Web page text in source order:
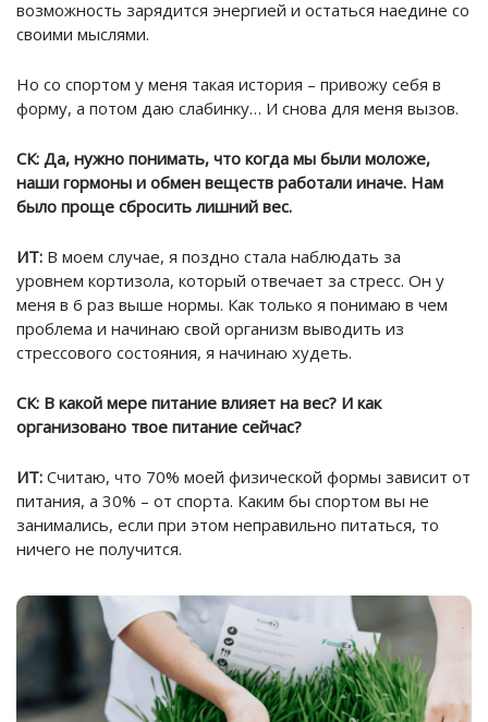
возможность зарядится энергией и остаться наедине со
своими мыслями.
Но со спортом у меня такая история – привожу себя в
форму, а потом даю слабинку… И снова для меня вызов.
СК: Да, нужно понимать, что когда мы были моложе,
наши гормоны и обмен веществ работали иначе. Нам
было проще сбросить лишний вес.
ИТ: В моем случае, я поздно стала наблюдать за
уровнем кортизола, который отвечает за стресс. Он у
меня в 6 раз выше нормы. Как только я понимаю в чем
проблема и начинаю свой организм выводить из
стрессового состояния, я начинаю худеть.
СК: В какой мере питание влияет на вес? И как
организовано твое питание сейчас?
ИТ: Считаю, что 70% моей физической формы зависит от
питания, а 30% – от спорта. Каким бы спортом вы не
занимались, если при этом неправильно питаться, то
ничего не получится.